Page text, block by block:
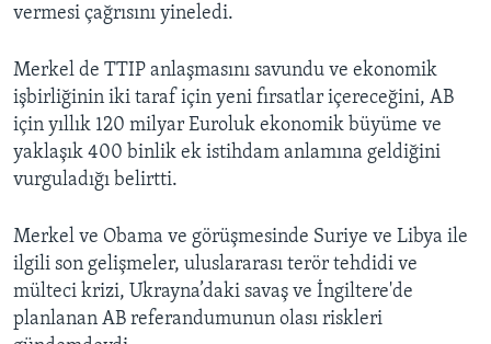
vermesi çağrısını yineledi.
Merkel de TTIP anlaşmasını savundu ve ekonomik
işbirliğinin iki taraf için yeni fırsatlar içereceğini, AB
için yıllık 120 milyar Euroluk ekonomik büyüme ve
yaklaşık 400 binlik ek istihdam anlamına geldiğini
vurguladığı belirtti.
Merkel ve Obama ve görüşmesinde Suriye ve Libya ile
ilgili son gelişmeler, uluslararası terör tehdidi ve
mülteci krizi, Ukrayna’daki savaş ve İngiltere'de
planlanan AB referandumunun olası riskleri